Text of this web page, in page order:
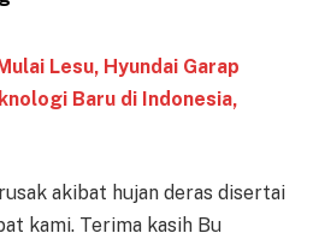
Lesu, Hyundai Garap
Baru di Indonesia,
akibat hujan deras disertai
kami. Terima kasih Bu